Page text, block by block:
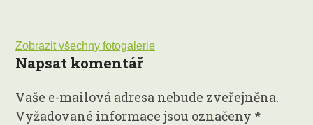
Zobrazit všechny fotogalerie
Napsat komentář
Vaše e-mailová adresa nebude zveřejněna.
Vyžadované informace jsou označeny *